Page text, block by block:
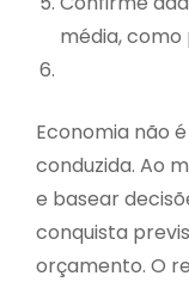
média,
Economia não
conduzida. Ao
e basear
conquista
orçamento. O